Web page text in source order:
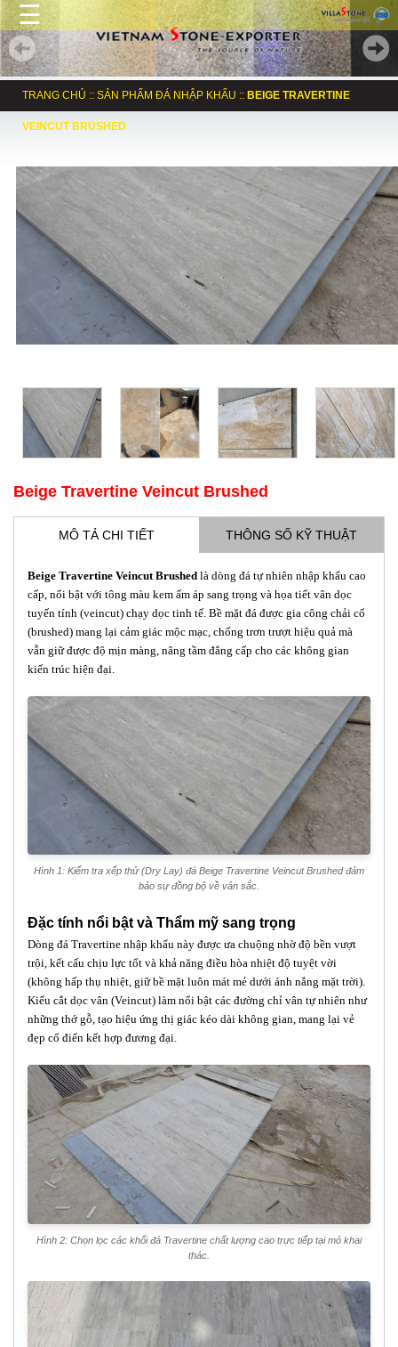
☰
TRANG CHỦ :: SẢN PHẨM ĐÁ NHẬP KHẨU :: BEIGE TRAVERTINE
VEINCUT BRUSHED
Beige Travertine Veincut Brushed
MÔ TẢ CHI TIẾT THÔNG SỐ KỸ THUẬT
Beige Travertine Veincut Brushed là dòng đá tự nhiên nhập khẩu cao
cấp, nổi bật với tông màu kem ấm áp sang trọng và họa tiết vân dọc
tuyến tính (veincut) chạy dọc tinh tế. Bề mặt đá được gia công chải cổ
(brushed) mang lại cảm giác mộc mạc, chống trơn trượt hiệu quả mà
vẫn giữ được độ mịn màng, nâng tầm đẳng cấp cho các không gian
kiến trúc hiện đại.
Hình 1: Kiểm tra xếp thử (Dry Lay) đá Beige Travertine Veincut Brushed đảm
bảo sự đồng bộ về vân sắc.
Đặc tính nổi bật và Thẩm mỹ sang trọng
Dòng đá Travertine nhập khẩu này được ưa chuộng nhờ độ bền vượt
trội, kết cấu chịu lực tốt và khả năng điều hòa nhiệt độ tuyệt vời
(không hấp thụ nhiệt, giữ bề mặt luôn mát mẻ dưới ánh nắng mặt trời).
Kiểu cắt dọc vân (Veincut) làm nổi bật các đường chỉ vân tự nhiên như
những thớ gỗ, tạo hiệu ứng thị giác kéo dài không gian, mang lại vẻ
đẹp cổ điển kết hợp đương đại.
Hình 2: Chọn lọc các khối đá Travertine chất lượng cao trực tiếp tại mỏ khai
thác.